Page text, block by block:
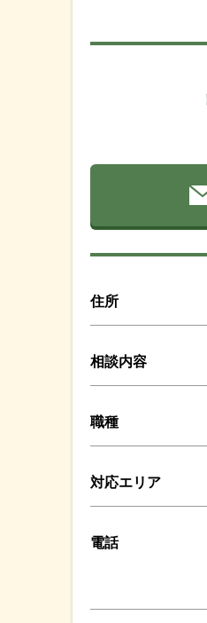
住所
相談内容
職種
対応エリア
電話